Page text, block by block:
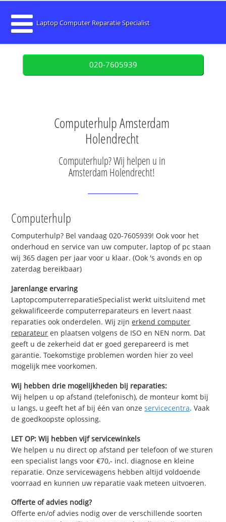
Laptop Computer Reparatie Specialist
020-7605939
Computerhulp Amsterdam
Holendrecht
Computerhulp? Wij helpen u in
Amsterdam Holendrecht!
Computerhulp
Computerhulp? Bel vandaag 020-7605939! Ook voor het
onderhoud en service van uw computer, laptop of pc staan
wij 365 dagen per jaar voor u klaar. (Ook 's avonds en op
zaterdag bereikbaar)
Jarenlange ervaring
LaptopcomputerreparatieSpecialist werkt uitsluitend met
gekwalificeerde computerreparateurs en levert naast
reparaties ook onderdelen. Wij zijnerkend computer
reparateur en plaatsen volgens de ISO en NEN norm. Dat
geeft u de zekerheid dat er goed gerepareerd is met
garantie. Toekomstige problemen worden hier zo veel
mogelijk mee voorkomen.
Wij hebben drie mogelijkheden bij reparaties:
Wij helpen u op afstand (telefonisch), de monteur komt bij
u langs, u geeft het af bij één van onzeservicecentra. Vaak
de goedkoopste oplossing.
LET OP: Wij hebben vijf servicewinkels
We helpen u nu direct op afstand per telefoon of we sturen
een specialist langs voor €70,- incl. diagnose en kleine
reparatie. Onze servicewagens hebben altijd voldoende
voorraad en kunnen uw reparatie vaak meteen uitvoeren.
Offerte of advies nodig?
Offerte en/of advies nodig over de verschillende soorten